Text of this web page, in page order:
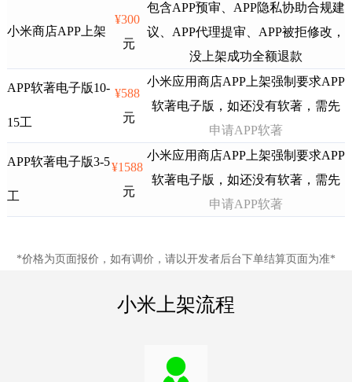
小米商店APP上架
¥300
元
包含APP预审、APP隐私协助合规建
议、APP代理提审、APP被拒修改，
没上架成功全额退款
APP软著电子版10-
15工
¥588
元
小米应用商店APP上架强制要求APP
软著电子版，如还没有软著，需先
申请APP软著
APP软著电子版3-5
工
¥1588
元
小米应用商店APP上架强制要求APP
软著电子版，如还没有软著，需先
申请APP软著
*价格为页面报价，如有调价，请以开发者后台下单结算页面为准*
小米上架流程